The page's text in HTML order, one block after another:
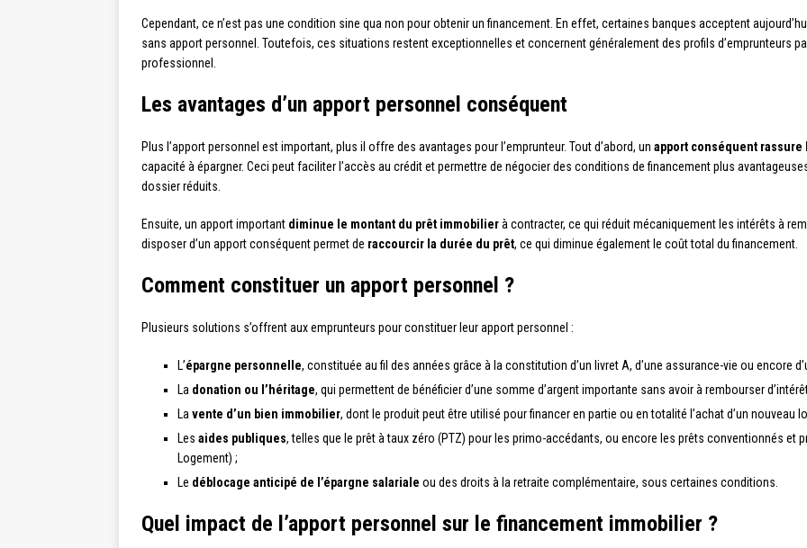
Cependant, ce n’est pas une condition sine qua non pour obtenir un financement. En effet, certaines banques acceptent
sans apport personnel. Toutefois, ces situations restent exceptionnelles et concernent généralement des profils d’emprunteurs
professionnel.
Les avantages d’un apport personnel conséquent
Plus l’apport personnel est important, plus il offre des avantages pour l’emprunteur. Tout d’abord, un apport conséquent rassure
capacité à épargner. Ceci peut faciliter l’accès au crédit et permettre de négocier des conditions de financement plus
dossier réduits.
Ensuite, un apport important diminue le montant du prêt immobilierà contracter, ce qui réduit mécaniquement les intérêts à
disposer d’un apport conséquent permet de raccourcir la durée du prêt, ce qui diminue également le coût total du financement.
Comment constituer un apport personnel ?
Plusieurs solutions s’offrent aux emprunteurs pour constituer leur apport personnel :
L’épargne personnelle, constituée au fil des années grâce à la constitution d’un livret A, d’une assurance-vie ou encore
La donation ou l’héritage, qui permettent de bénéficier d’une somme d’argent importante sans avoir à rembourser
La vente d’un bien immobilier, dont le produit peut être utilisé pour financer en partie ou en totalité l’achat d’un nouveau
Les aides publiques, telles que le prêt à taux zéro (PTZ) pour les primo-accédants, ou encore les prêts conventionnés et
Logement) ;
Le déblocage anticipé de l’épargne salariale ou des droits à la retraite complémentaire, sous certaines conditions.
Quel impact de l’apport personnel sur le financement immobilier ?